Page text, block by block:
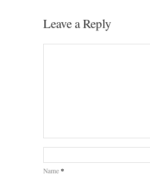
Leave a Reply
Name *